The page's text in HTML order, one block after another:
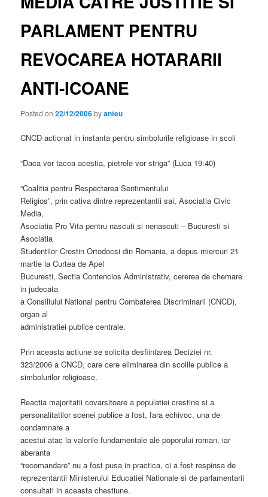
PARLAMENT PENTRU
REVOCAREA HOTARARII
ANTI-ICOANE
Posted on22/12/2006byanteu
CNCD actionat in instanta pentru simbolurile religioase in scoli
“Daca vor tacea acestia, pietrele vor striga” (Luca 19:40)
“Coalitia pentru Respectarea Sentimentului
Religios”, prin cativa dintre reprezentantii sai, Asociatia Civic
Media,
Asociatia Pro Vita pentru nascuti si nenascuti – Bucuresti si
Asociatia
Studentilor Crestin Ortodocsi din Romania, a depus miercuri 21
martie la Curtea de Apel
Bucuresti, Sectia Contencios Administrativ, cererea de chemare
in judecata
a Consiliului National pentru Combaterea Discriminarii (CNCD),
organ al
administratiei publice centrale.
Prin aceasta actiune se solicita desfiintarea Deciziei nr.
323/2006 a CNCD, care cere eliminarea din scolile publice a
simbolurilor religioase.
Reactia majoritatii covarsitoare a populatiei crestine si a
personalitatilor scenei publice a fost, fara echivoc, una de
condamnare a
acestui atac la valorile fundamentale ale poporului roman, iar
aberanta
“recomandare” nu a fost pusa in practica, ci a fost respinsa de
reprezentantii Ministerului Educatiei Nationale si de parlamentarii
consultati in aceasta chestiune.